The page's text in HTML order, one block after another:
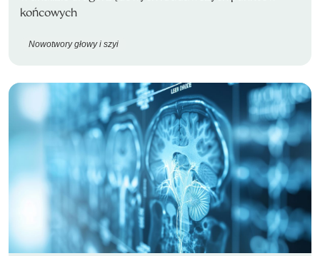
końcowych
Nowotwory głowy i szyi